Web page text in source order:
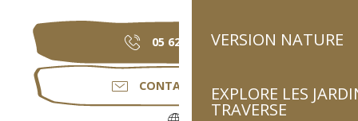
VERSION NATURE
EXPLORE LES
TRAVERSE
05 62 92 30▒▒
CONTACTEZ-NOUS